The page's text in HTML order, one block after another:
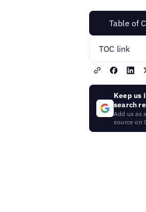
Table of
TOC link
Keep us
search
Add us as
source on